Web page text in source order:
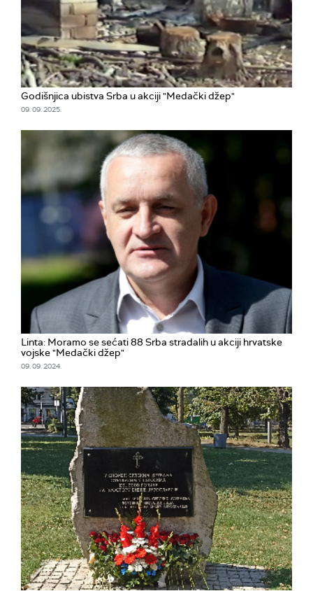
Godišnjica ubistva Srba u akciji "Medački džep"
09. 09. 2025.
Linta: Moramo se sećati 88 Srba stradalih u akciji hrvatske
vojske "Medački džep"
09. 09. 2024.